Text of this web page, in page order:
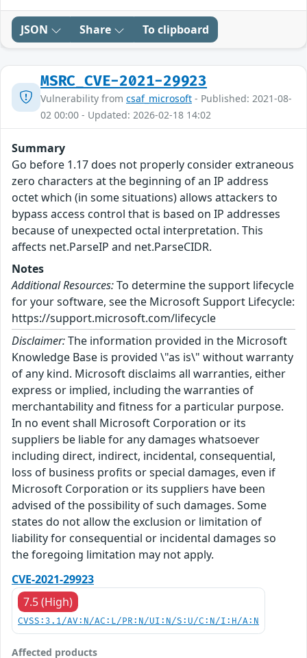
JSON Share To clipboard
MSRC_CVE-2021-29923
Vulnerability from csaf_microsoft - Published: 2021-08-
02 00:00 - Updated: 2026-02-18 14:02
Summary
Go before 1.17 does not properly consider extraneous
zero characters at the beginning of an IP address
octet which (in some situations) allows attackers to
bypass access control that is based on IP addresses
because of unexpected octal interpretation. This
affects net.ParseIP and net.ParseCIDR.
Notes
Additional Resources:To determine the support lifecycle
for your software, see the Microsoft Support Lifecycle:
https://support.microsoft.com/lifecycle
Disclaimer:The information provided in the Microsoft
Knowledge Base is provided \"as is\" without warranty
of any kind. Microsoft disclaims all warranties, either
express or implied, including the warranties of
merchantability and fitness for a particular purpose.
In no event shall Microsoft Corporation or its
suppliers be liable for any damages whatsoever
including direct, indirect, incidental, consequential,
loss of business profits or special damages, even if
Microsoft Corporation or its suppliers have been
advised of the possibility of such damages. Some
states do not allow the exclusion or limitation of
liability for consequential or incidental damages so
the foregoing limitation may not apply.
CVE-2021-29923
7.5 (High)
CVSS:3.1/AV:N/AC:L/PR:N/UI:N/S:U/C:N/I:H/A:N
Affected products